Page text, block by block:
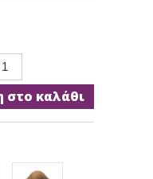
στο καλάθι